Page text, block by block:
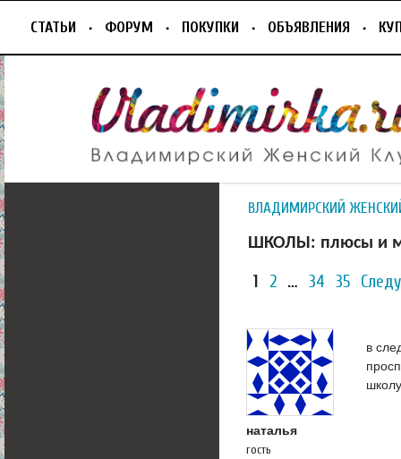
СТАТЬИ ФОРУМ ПОКУПКИ ОБЪЯВЛЕНИЯ
ВЛАДИМИРСКИЙ
ШКОЛЫ: плюсы и
1 2 … 34 35
наталья
гость
в